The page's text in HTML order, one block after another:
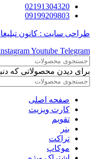
02191304320
09199209803
طراحی سایت : کانون
Youtube Telegram
برای دیدن محصولاتی که
صفحه اصلی
کارت ویزیت
تقویم
بنر
تراکت
موکاپ